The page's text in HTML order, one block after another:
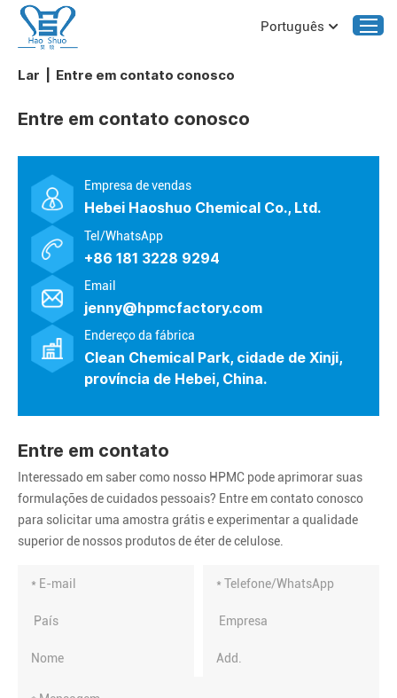
Português
Lar Entre em contato conosco
Entre em contato conosco
Empresa de vendas
Hebei Haoshuo Chemical Co., Ltd.
Tel/WhatsApp
+86 181 3228 9294
Email
jenny@hpmcfactory.com
Endereço da fábrica
Clean Chemical Park, cidade de Xinji,
província de Hebei, China.
Entre em contato
Interessado em saber como nosso HPMC pode aprimorar suas
formulações de cuidados pessoais? Entre em contato conosco
para solicitar uma amostra grátis e experimentar a qualidade
superior de nossos produtos de éter de celulose.